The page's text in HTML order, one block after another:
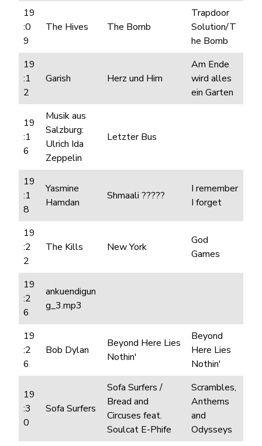
19
:0
9
The Hives The Bomb
Trapdoor
Solution/T
he Bomb
19
:1
2
Garish Herz und Hirn
Am Ende
wird alles
ein Garten
19
:1
6
Musik aus
Salzburg:
Ulrich Ida
Zeppelin
Letzter Bus
19
:1
8
Yasmine
Hamdan
Shmaali ?????
I remember
I forget
19
:2
2
The Kills New York
God
Games
19
:2
6
ankuendigun
g_3.mp3
19
:2
6
Bob Dylan
Beyond Here Lies
Nothin'
Beyond
Here Lies
Nothin'
19
:3
0
Sofa Surfers
Sofa Surfers /
Bread and
Circuses feat.
Soulcat E-Phife
Scrambles,
Anthems
and
Odysseys